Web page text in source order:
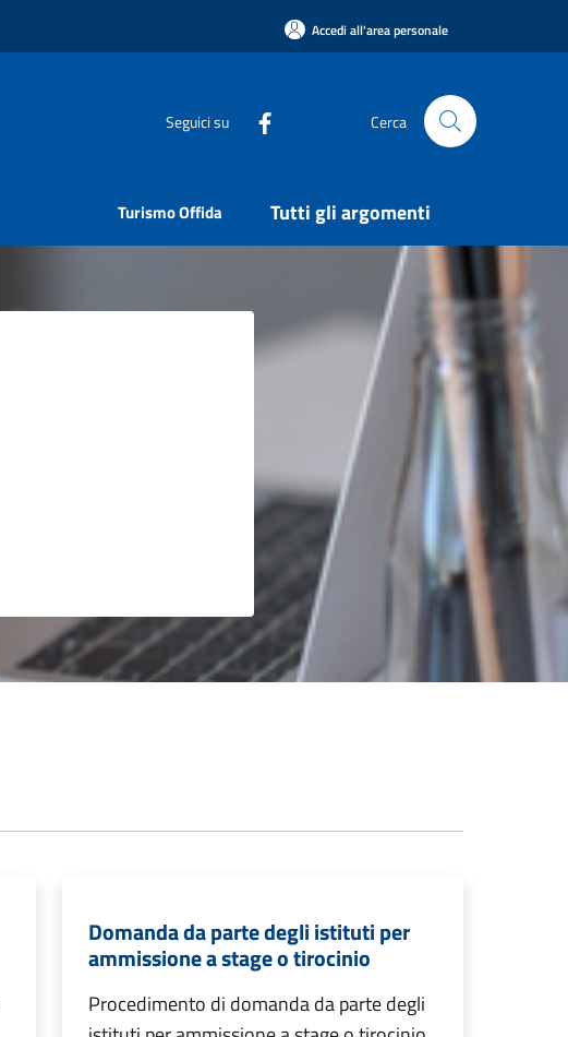
Accedi all'area personale
Seguici su Cerca
Turismo Offida Tutti gli argomenti
Domanda da parte degli istituti per
ammissione a stage o tirocinio
Procedimento di domanda da parte degli